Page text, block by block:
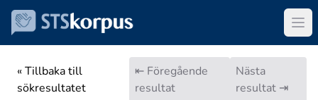
« Tillbaka till
sökresultatet
⇤ Föregående
resultat
Nästa
resultat ⇥